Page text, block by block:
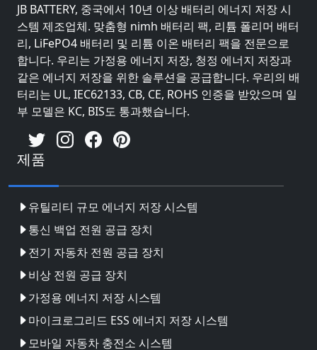
JB BATTERY, 중국에서 10년 이상 배터리 에너지 저장 시
스템 제조업체. 맞춤형 nimh 배터리 팩, 리튬 폴리머 배터
리, LiFePO4 배터리 및 리튬 이온 배터리 팩을 전문으로
합니다. 우리는 가정용 에너지 저장, 청정 에너지 저장과
같은 에너지 저장을 위한 솔루션을 공급합니다. 우리의 배
터리는 UL, IEC62133, CB, CE, ROHS 인증을 받았으며 일
부 모델은 KC, BIS도 통과했습니다.
제품
유틸리티 규모 에너지 저장 시스템
통신 백업 전원 공급 장치
전기 자동차 전원 공급 장치
비상 전원 공급 장치
가정용 에너지 저장 시스템
마이크로그리드 ESS 에너지 저장 시스템
모바일 자동차 충전소 시스템